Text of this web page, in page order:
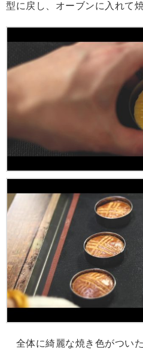
型に戻し、オーブンに入れて
全体に綺麗な焼き色がついた